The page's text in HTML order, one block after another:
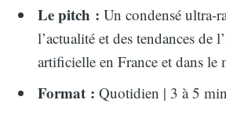
Le pitch : Un condensé ultra-
l’actualité et des tendances de
artificielle en France et dans le
Format : Quotidien | 3 à 5